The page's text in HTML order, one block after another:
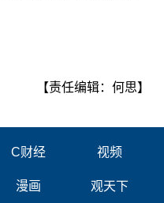
【责任编辑：何思】
C财经 视频
漫画 观天下